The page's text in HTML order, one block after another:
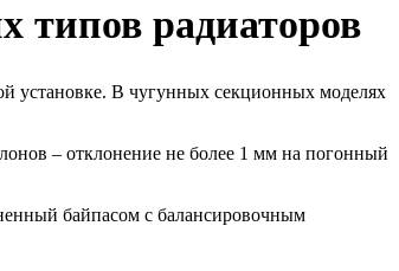
типов радиаторов
установке. В чугунных секционных моделях
– отклонение не более 1 мм на погонный
байпасом с балансировочным